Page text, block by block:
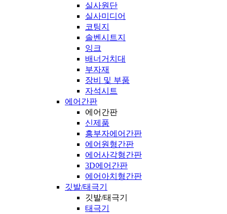
실사원단
실사미디어
코팅지
솔벤시트지
잉크
배너거치대
부자재
장비 및 부품
자석시트
에어간판
에어간판
신제품
흥부자에어간판
에어원형간판
에어사각형간판
3D에어간판
에어아치형간판
깃발/태극기
깃발/태극기
태극기